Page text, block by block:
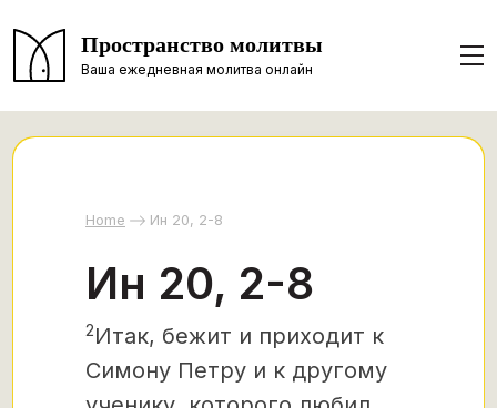
Пространство молитвы
Ваша ежедневная молитва онлайн
Home Ин 20, 2-8
Ин 20, 2-8
2Итак, бежит и приходит к
Симону Петру и к другому